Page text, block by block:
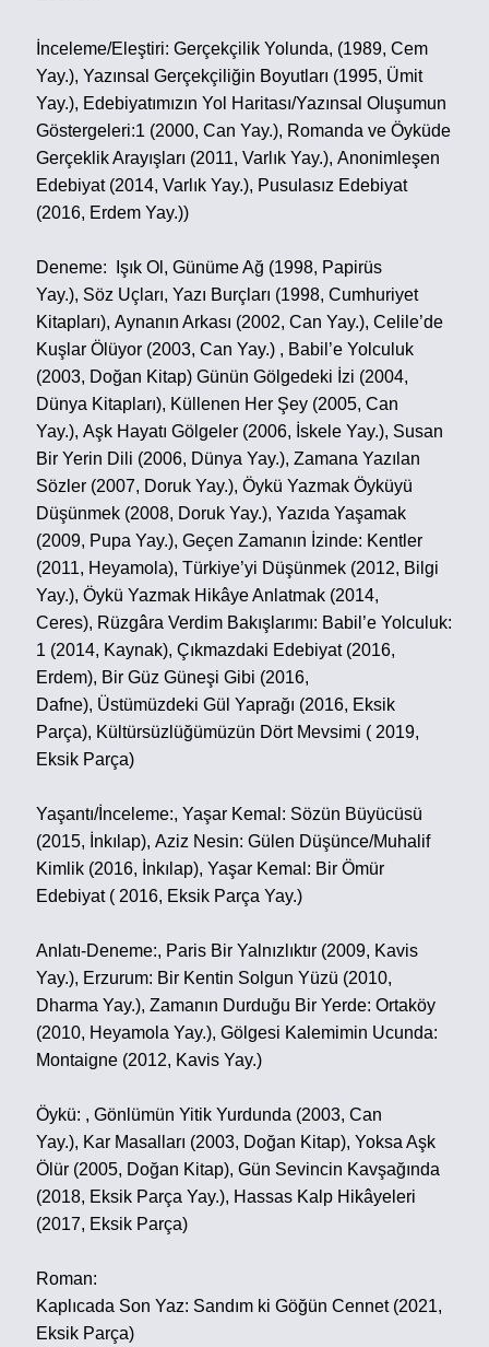
İnceleme/Eleştiri: Gerçekçilik Yolunda, (1989, Cem
Yay.), Yazınsal Gerçekçiliğin Boyutları (1995, Ümit
Yay.), Edebiyatımızın Yol Haritası/Yazınsal Oluşumun
Göstergeleri:1 (2000, Can Yay.), Romanda ve Öyküde
Gerçeklik Arayışları (2011, Varlık Yay.), Anonimleşen
Edebiyat (2014, Varlık Yay.), Pusulasız Edebiyat
(2016, Erdem Yay.))
Deneme:
Işık Ol, Günüme Ağ (1998, Papirüs
Yay.), Söz Uçları, Yazı Burçları (1998, Cumhuriyet
Kitapları), Aynanın Arkası (2002, Can Yay.), Celile’de
Kuşlar Ölüyor (2003, Can Yay.) , Babil’e Yolculuk
(2003, Doğan Kitap) Günün Gölgedeki İzi (2004,
Dünya Kitapları), Küllenen Her Şey (2005, Can
Yay.), Aşk Hayatı Gölgeler (2006, İskele Yay.), Susan
Bir Yerin Dili (2006, Dünya Yay.), Zamana Yazılan
Sözler (2007, Doruk Yay.), Öykü Yazmak Öyküyü
Düşünmek (2008, Doruk Yay.), Yazıda Yaşamak
(2009, Pupa Yay.), Geçen Zamanın İzinde: Kentler
(2011, Heyamola), Türkiye’yi Düşünmek (2012, Bilgi
Yay.), Öykü Yazmak Hikâye Anlatmak (2014,
Ceres), Rüzgâra Verdim Bakışlarımı: Babil’e Yolculuk:
1 (2014, Kaynak), Çıkmazdaki Edebiyat (2016,
Erdem), Bir Güz Güneşi Gibi (2016,
Dafne), Üstümüzdeki Gül Yaprağı (2016, Eksik
Parça), Kültürsüzlüğümüzün Dört Mevsimi ( 2019,
Eksik Parça)
Yaşantı/İnceleme:, Yaşar Kemal: Sözün Büyücüsü
(2015, İnkılap), Aziz Nesin: Gülen Düşünce/Muhalif
Kimlik (2016, İnkılap), Yaşar Kemal: Bir Ömür
Edebiyat ( 2016, Eksik Parça Yay.)
Anlatı-Deneme:, Paris Bir Yalnızlıktır (2009, Kavis
Yay.), Erzurum: Bir Kentin Solgun Yüzü (2010,
Dharma Yay.), Zamanın Durduğu Bir Yerde: Ortaköy
(2010, Heyamola Yay.), Gölgesi Kalemimin Ucunda:
Montaigne (2012, Kavis Yay.)
Öykü: , Gönlümün Yitik Yurdunda (2003, Can
Yay.), Kar Masalları (2003, Doğan Kitap), Yoksa Aşk
Ölür (2005, Doğan Kitap), Gün Sevincin Kavşağında
(2018, Eksik Parça Yay.), Hassas Kalp Hikâyeleri
(2017, Eksik Parça)
Roman:
Kaplıcada Son Yaz: Sandım ki Göğün Cennet (2021,
Eksik Parça)